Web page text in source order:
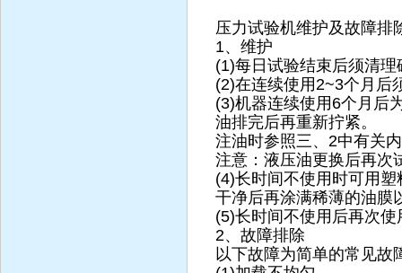
压力试验机维护及故障排
1、维护
(1)每日试验结束后须清
(2)在连续使用2~3个月后
(3)机器连续使用6个月后
油排完后再重新拧紧。
注油时参照三、2中有关
注意：液压油更换后再次
(4)长时间不使用时可用
干净后再涂满稀薄的油膜
(5)长时间不使用后再次使
2、故障排除
以下故障为简单的常见故